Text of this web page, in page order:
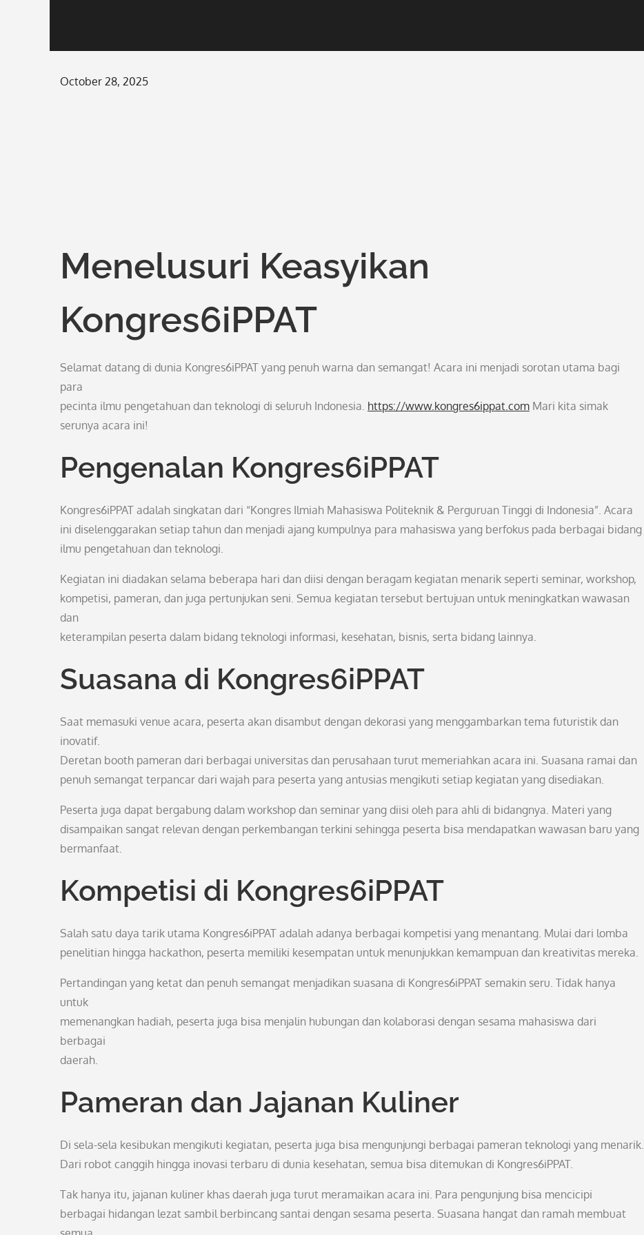
Posted
October 28, 2025
Menelusuri Keasyikan
Kongres6iPPAT
Selamat datang di dunia Kongres6iPPAT yang penuh warna dan semangat! Acara ini menjadi sorotan utama bagi
para
pecinta ilmu pengetahuan dan teknologi di seluruh Indonesia. https://www.kongres6ippat.com Mari kita simak
serunya acara ini!
Pengenalan Kongres6iPPAT
Kongres6iPPAT adalah singkatan dari “Kongres Ilmiah Mahasiswa Politeknik & Perguruan Tinggi di Indonesia”. Acara
ini diselenggarakan setiap tahun dan menjadi ajang kumpulnya para mahasiswa yang berfokus pada berbagai bidang
ilmu pengetahuan dan teknologi.
Kegiatan ini diadakan selama beberapa hari dan diisi dengan beragam kegiatan menarik seperti seminar, workshop,
kompetisi, pameran, dan juga pertunjukan seni. Semua kegiatan tersebut bertujuan untuk meningkatkan wawasan
dan
keterampilan peserta dalam bidang teknologi informasi, kesehatan, bisnis, serta bidang lainnya.
Suasana di Kongres6iPPAT
Saat memasuki venue acara, peserta akan disambut dengan dekorasi yang menggambarkan tema futuristik dan
inovatif.
Deretan booth pameran dari berbagai universitas dan perusahaan turut memeriahkan acara ini. Suasana ramai dan
penuh semangat terpancar dari wajah para peserta yang antusias mengikuti setiap kegiatan yang disediakan.
Peserta juga dapat bergabung dalam workshop dan seminar yang diisi oleh para ahli di bidangnya. Materi yang
disampaikan sangat relevan dengan perkembangan terkini sehingga peserta bisa mendapatkan wawasan baru yang
bermanfaat.
Kompetisi di Kongres6iPPAT
Salah satu daya tarik utama Kongres6iPPAT adalah adanya berbagai kompetisi yang menantang. Mulai dari lomba
penelitian hingga hackathon, peserta memiliki kesempatan untuk menunjukkan kemampuan dan kreativitas mereka.
Pertandingan yang ketat dan penuh semangat menjadikan suasana di Kongres6iPPAT semakin seru. Tidak hanya
untuk
memenangkan hadiah, peserta juga bisa menjalin hubungan dan kolaborasi dengan sesama mahasiswa dari
berbagai
daerah.
Pameran dan Jajanan Kuliner
Di sela-sela kesibukan mengikuti kegiatan, peserta juga bisa mengunjungi berbagai pameran teknologi yang menarik.
Dari robot canggih hingga inovasi terbaru di dunia kesehatan, semua bisa ditemukan di Kongres6iPPAT.
Tak hanya itu, jajanan kuliner khas daerah juga turut meramaikan acara ini. Para pengunjung bisa mencicipi
berbagai hidangan lezat sambil berbincang santai dengan sesama peserta. Suasana hangat dan ramah membuat